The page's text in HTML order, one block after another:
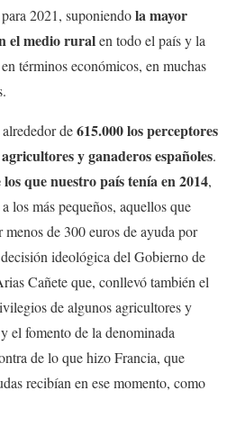
2021, suponiendola mayor
el medio ruralen todo el país y la
términos económicos, en muchas
de615.000 los perceptores
y ganaderos españoles.
que nuestro país tenía en 2014,
los más pequeños, aquellos que
de 300 euros de ayuda por
ideológica del Gobierno de
Cañete que, conllevó también el
de algunos agricultores y
el fomento de la denominada
de lo que hizo Francia, que
recibían en ese momento, como